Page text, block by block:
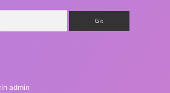
admin